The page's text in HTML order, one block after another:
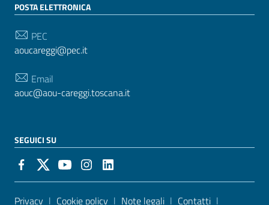
POSTA ELETTRONICA
PEC
aoucareggi@pec.it
Email
aouc@aou-careggi.toscana.it
SEGUICI SU
Privacy | Cookie policy | Note legali | Contatti |